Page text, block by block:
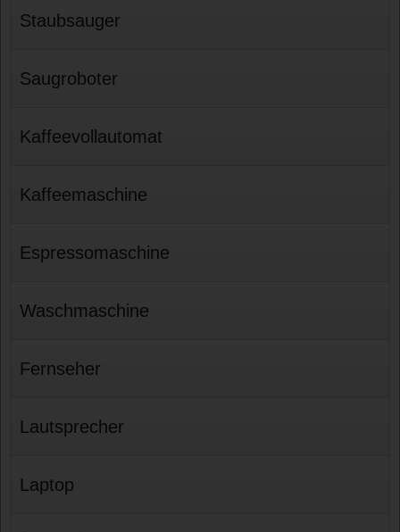
Staubsauger
Saugroboter
Kaffeevollautomat
Kaffeemaschine
Espressomaschine
Waschmaschine
Fernseher
Lautsprecher
Laptop